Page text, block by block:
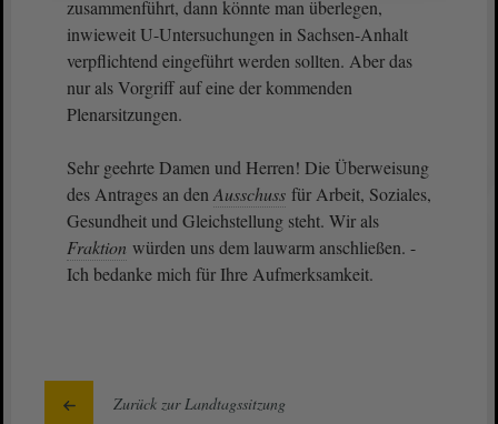
zusammenführt, dann könnte man überlegen,
inwieweit U-Untersuchungen in Sachsen-Anhalt
verpflichtend eingeführt werden sollten. Aber das
nur als Vorgriff auf eine der kommenden
Plenarsitzungen.
Sehr geehrte Damen und Herren! Die Überweisung
des Antrages an den Ausschuss für Arbeit, Soziales,
Gesundheit und Gleichstellung steht. Wir als
Fraktion würden uns dem lauwarm anschließen. -
Ich bedanke mich für Ihre Aufmerksamkeit.
Zurück zur Landtagssitzung